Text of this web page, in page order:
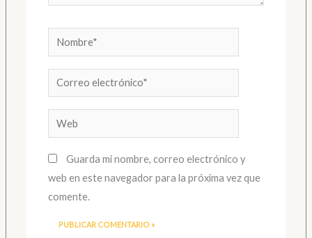
Nombre*
Correo
electrónico*
Web
Guarda mi nombre, correo electrónico y
web en este navegador para la próxima vez que
comente.